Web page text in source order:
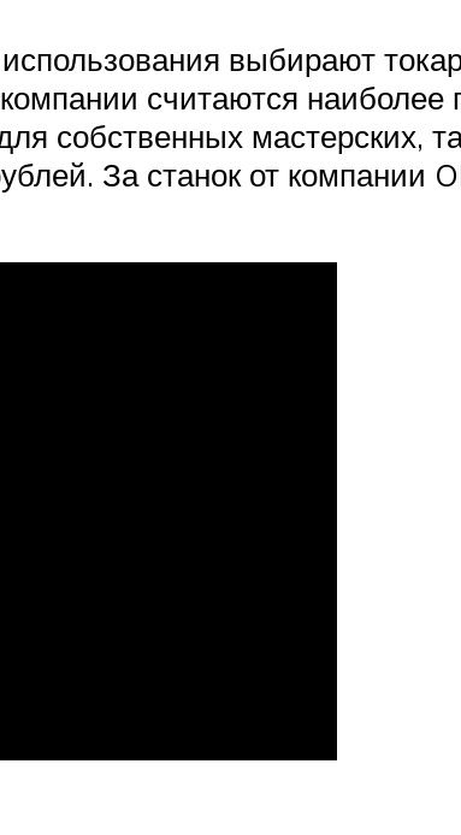
выбирают
считаются
собственных мастерских,
За станок от компании